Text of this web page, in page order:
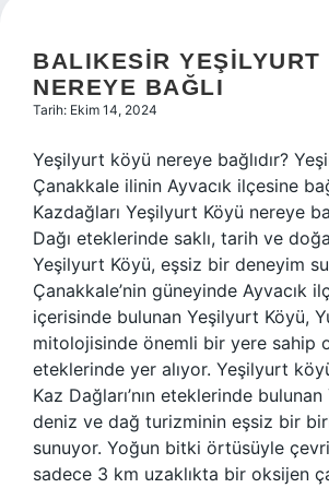
BALIKESIR YEŞILYURT
NEREYE BAĞLI
Tarih: Ekim 14, 2024
Yeşilyurt köyü nereye bağlıdır?
Çanakkale ilinin Ayvacık ilçesine
Kazdağları Yeşilyurt Köyü nereye
Dağı eteklerinde saklı, tarih ve
Yeşilyurt Köyü, eşsiz bir deneyim
Çanakkale’nin güneyinde Ayvacık
içerisinde bulunan Yeşilyurt Köyü,
mitolojisinde önemli bir yere sahip
eteklerinde yer alıyor. Yeşilyurt
Kaz Dağları’nın eteklerinde
deniz ve dağ turizminin eşsiz bir
sunuyor. Yoğun bitki örtüsüyle
sadece 3 km uzaklıkta bir oksijen